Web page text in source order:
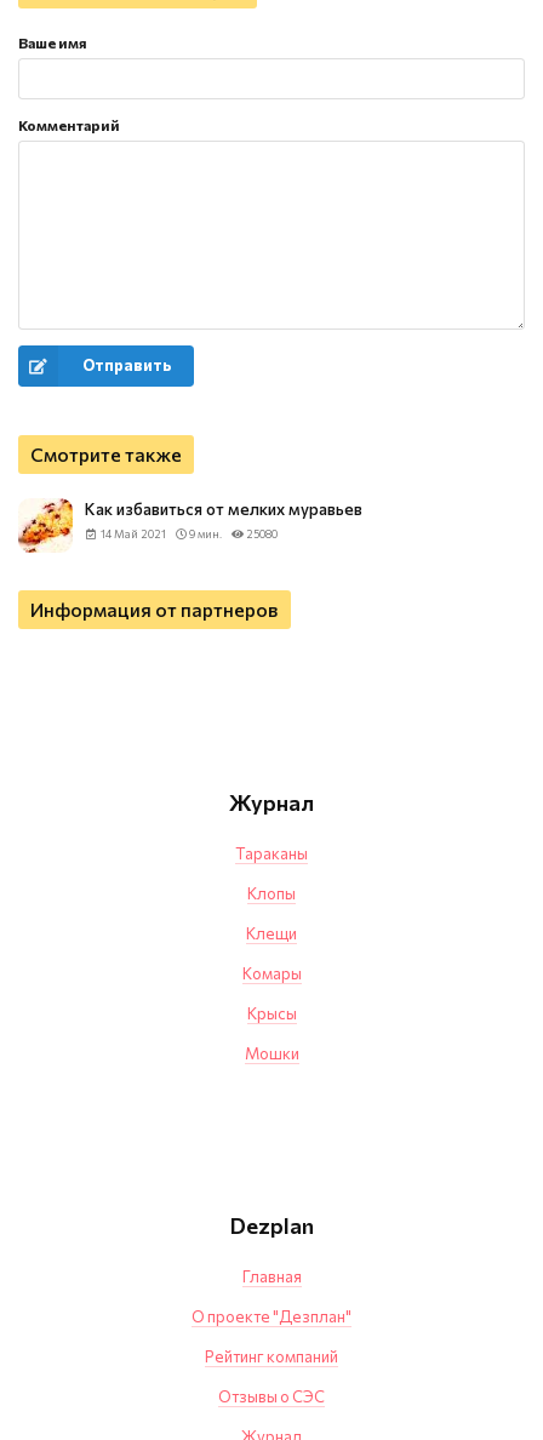
Ваше имя
Комментарий
Отправить
Смотрите также
Как избавиться от мелких муравьев
14 Май 2021 9 мин. 25080
Информация от партнеров
Dezplan
Главная
О проекте "Дезплан"
Рейтинг компаний
Отзывы о СЭС
Журнал
Тараканы
Клопы
Клещи
Комары
Крысы
Мошки